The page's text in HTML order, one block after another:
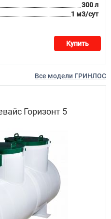
300 л
1 м3/сут
Купить
Все модели ГРИНЛОС
Горизонт 5